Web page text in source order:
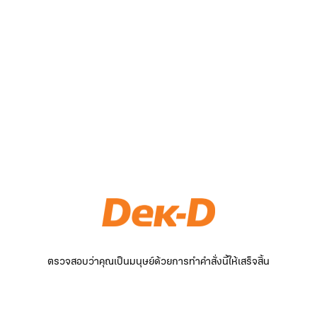
ตรวจสอบว่าคุณเป็นมนุษย์ด้วยการทำคำสั่งนี้ให้เสร็จสิ้น